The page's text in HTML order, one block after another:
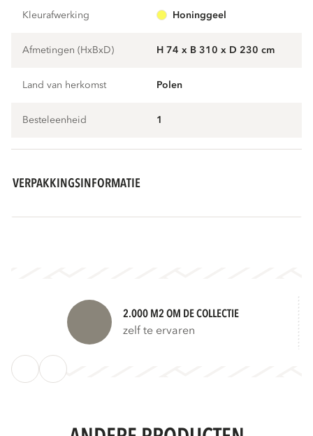
Kleurafwerking honinggeel
Afmetingen (HxBxD) H 74 x B 310 x D 230 cm
Land van herkomst Polen
Besteleenheid 1
VERPAKKINGSINFORMATIE
2.000 M2 OM DE COLLECTIE
zelf te ervaren